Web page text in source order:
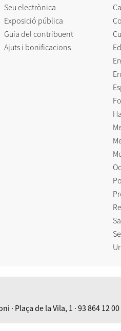
Seu electrònica
Exposició pública
Guia del contribuent
Ajuts i bonificacions
· Plaça de la Vila, 1 · 93 864 12 00